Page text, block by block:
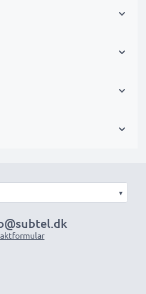
og overspænding
Volt: 5V
2A / 2000mA
★
høj kvalitet og
▾